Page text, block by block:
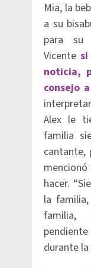
Mia, la
a su
para su
Vicente
noticia,
consejo
Alex le
familia
hacer.
la
familia,
durante